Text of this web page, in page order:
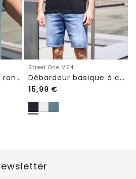
Débardeur avec col rond et impression photo
Street One MEN
Débardeur basique à col rond
15,99 €